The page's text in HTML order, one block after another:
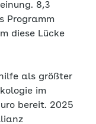
8,3
Programm
diese Lücke
als größter
im
bereit. 2025